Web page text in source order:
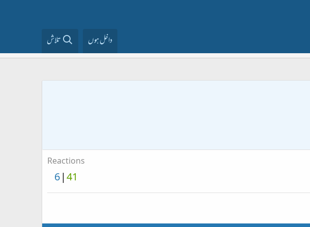
داخل ہوں تلاش
Reactions
41
6